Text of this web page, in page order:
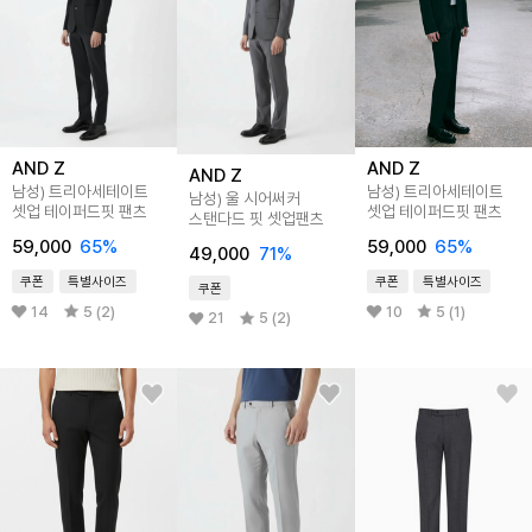
AND Z
남성) 트리아세테이트
셋업 테이퍼드핏 팬츠
59,000 65%
쿠폰 특별사이즈
14 5 (2)
AND Z
남성) 울 시어써커
스탠다드 핏 셋업팬츠
49,000 71%
쿠폰
21 5 (2)
AND Z
남성) 트리아세테이트
셋업 테이퍼드핏 팬츠
59,000 65%
쿠폰 특별사이즈
10 5 (1)